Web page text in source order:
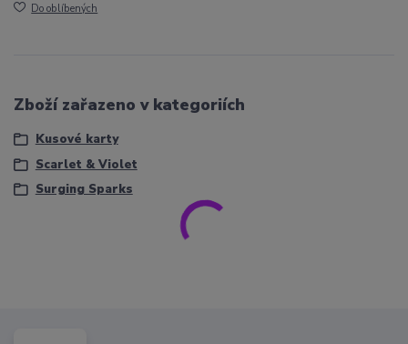
Do oblíbených
Zboží zařazeno v kategoriích
Kusové karty
Scarlet & Violet
Surging Sparks